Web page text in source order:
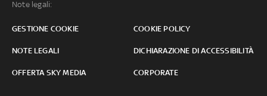
Note legali:
GESTIONE COOKIE COOKIE POLICY
NOTE LEGALI DICHIARAZIONE DI ACCESSIBILITÀ
OFFERTA SKY MEDIA CORPORATE